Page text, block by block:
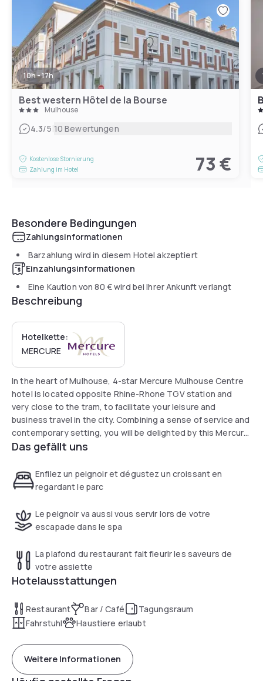
10h - 17h
Best western Hôtel de la Bourse
Mulhouse
4.3/5|10 Bewertungen
Kostenlose Stornierung
Zahlung im Hotel
73 €
Besondere Bedingungen
Zahlungsinformationen
Barzahlung wird in diesem Hotel akzeptiert
Einzahlungsinformationen
Eine Kaution von80 €wird bei Ihrer Ankunft verlangt
Beschreibung
Hotelkette:
MERCURE
In the heart of Mulhouse, 4-star Mercure Mulhouse Centre
hotel is located opposite Rhine-Rhone TGV station and
very close to the tram, to facilitate your leisure and
business travel in the city. Combining a sense of service and
contemporary setting, you will be delighted by this Mercure
hotel, and our staff help you discover local culture and
new terrace.
Das gefällt uns
Enfilez un peignoir et dégustez un croissant en
regardant le parc
Le peignoir va aussi vous servir lors de votre
escapade dans le spa
La plafond du restaurant fait fleurir les saveurs de
votre assiette
Hotelausstattungen
Restaurant Bar / Café
Tagungsraum
Fahrstuhl
Haustiere erlaubt
Weitere Informationen